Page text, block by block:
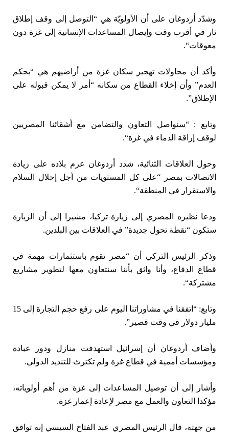
وشدّد أردوغان على أن الأولويّة هي “التوصل إلى وقف إطلاق
نار في أقرب وقت وإيصال المساعدات الإنسانية إلى غزة دون
معوقات“
.
وأكد أن محاولات تهجير سكان غزة من أراضيهم هي “بحكم
العدم” وأن إخلاء القطاع من سكانه “أمر لا يمكن قبوله على
الإطلاق”.
وتابع : “سنواصل التعاون والتضامن مع أشقائنا المصريين
لوقف إراقة الدماء في غزة“
.
وحول العلاقات الثنائية، شدد أردوغان عزم بلاده على زيادة
الاتصالات بمصر “على كل المستويات من أجل إحلال السلام
والاستقرار في المنطقة“
.
ودعا نظيره المصري إلى زيارة تركيا، مشيرا إلى أن الزيارة
ستكون “نقطة تحول جديدة” في العلاقات بين البلدين.
وذكر الرئيس التركي أن “مصر تقوم باستثمارات مهمة في
قطاع الدفاع، وأنا واثق بأننا سنتعاون معها لتطوير مشاريع
مشتركة“
.
وتابع: “اتفقنا في مشاوراتنا اليوم على رفع حجم التجارة إلى 15
مليار دولار في وقت قصير”.
وأضاف أردوغان أن إسرائيل استهدفت منازل ودور عبادة
ومؤسسات أممية في قطاع غزة ولم تكترث للتنديد الدولي.
وأشار إلى أن توصيل المساعدات إلى غزة من أهم أولوياته،
مؤكدا التعاون والعمل مع مصر لإعادة إعمار غزة.
من جهته، قال الرئيس المصري عبد الفتاح السيسي إنه توافق